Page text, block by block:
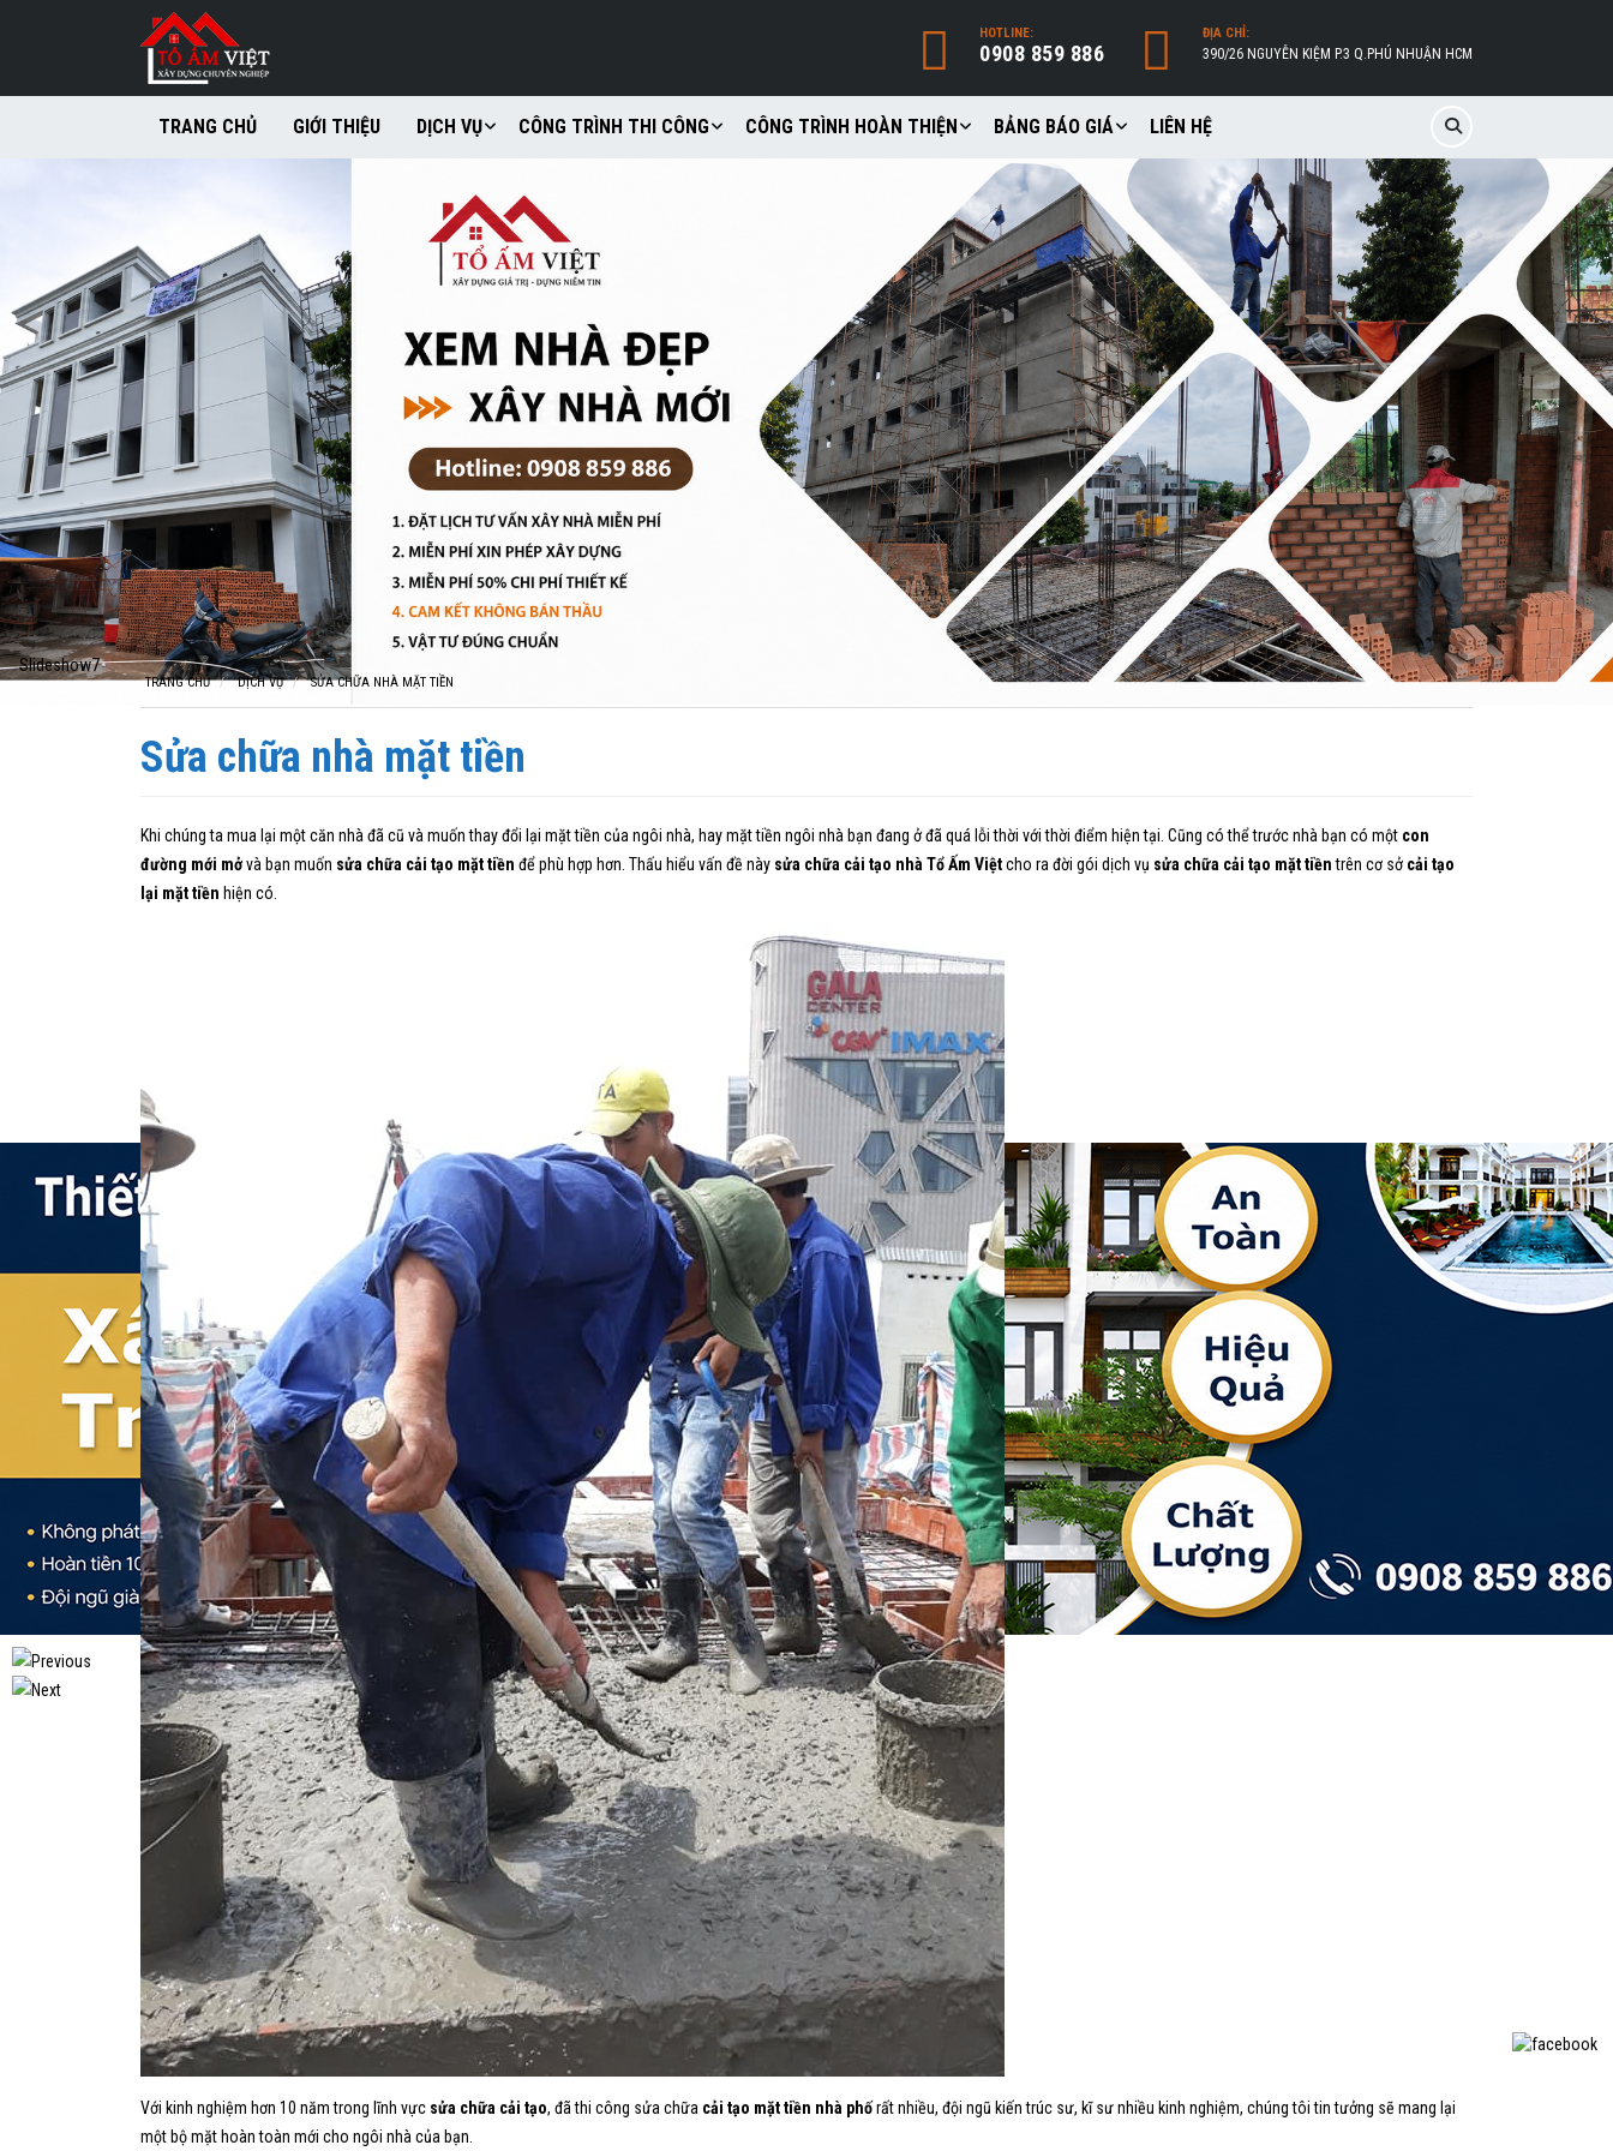
ĐỊA CHỈ:
390/26 NGUYỄN KIỆM P.3 Q.PHÚ NHUẬN HCM
HOTLINE:
0908 859 886
TRANG CHỦ GIỚI THIỆU DỊCH VỤ CÔNG TRÌNH THI CÔNG CÔNG TRÌNH HOÀN THIỆN BẢNG BÁO GIÁ LIÊN HỆ
TRANG CHỦ DỊCH VỤ SỬA CHỮA NHÀ MẶT TIỀN
Sửa chữa nhà mặt tiền
Khi chúng ta mua lại một căn nhà đã cũ và muốn thay đổi lại mặt tiền của ngôi nhà, hay mặt tiền ngôi nhà bạn đang ở đã quá lỗi thời với thời điểm hiện tại. Cũng có thể trước nhà bạn có một con
đường mới mởvà bạn muốn sửa chữa cải tạo mặt tiền để phù hợp hơn. Thấu hiểu vấn đề này sửa chữa cải tạo nhà Tổ Ấm Việtcho ra đời gói dịch vụ sửa chữa cải tạo mặt tiềntrên cơ sở cải tạo
lại mặt tiền hiện có.
Với kinh nghiệm hơn 10 năm trong lĩnh vực sửa chữa cải tạo, đã thi công sửa chữa cải tạo mặt tiền nhà phốrất nhiều, đội ngũ kiến trúc sư, kĩ sư nhiều kinh nghiệm, chúng tôi tin tưởng sẽ mang lại
một bộ mặt hoàn toàn mới cho ngôi nhà của bạn.